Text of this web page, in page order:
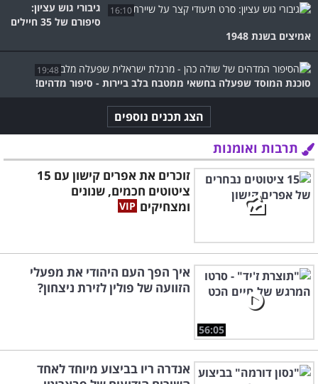
16:10
גיבורי גוש עציון:
סיפורם של 35 חיילים
אמיצים בשנת 1948
19:48
סוכנת המוסד שפעלה בחשאי ממטבח בלב ביירות - סיפור מדהים!
הצג תכנים נוספים
תרבות ואומנות
זוכרים את אפרים קישון עם 15
ציטוטים חכמים, שנונים
ומצחיקים
56:05
איך הפך העם היהודי את מפעלי
הזוועה של פולין לזירת ניצחון?
אנדרה ריו בביצוע מיוחד לאחד